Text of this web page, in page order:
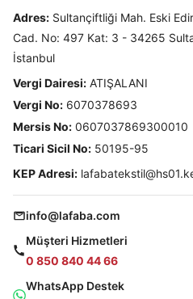
Adres: Sultançiftliği Mah. Eski
Cad. No: 497 Kat: 3 - 34265
İstanbul
Vergi Dairesi: ATIŞALANI
Vergi No: 6070378693
Mersis No: 0607037869300010
Ticari Sicil No: 50195-95
KEP Adresi:
info@lafaba.com
Müşteri Hizmetleri
0 850 840 44 66
WhatsApp Destek